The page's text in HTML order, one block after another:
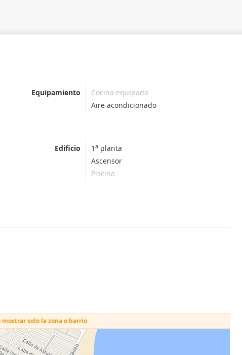
Equipamiento
Cocina equipada
Aire acondicionado
Edificio 1 a planta
Ascensor
Piscina
solo la zona o barrio